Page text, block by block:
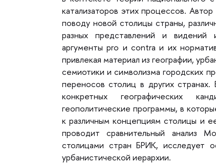
катализаторов этих процессов.
поводу новой столицы страны,
разных представлений и видений
аргументы pro и contra и их
привлекая материал из географии,
семиотики и символизма городских
переносов столиц в других
конкретных географических
еополитические программы, в
к различным концепциям столицы и
проводит сравнительный анализ
столицами стран БРИК, исследует
урбанистической иерархии.